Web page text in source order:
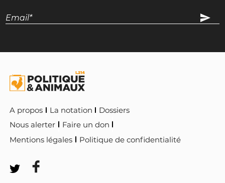
A propos La notation
Dossiers
Nous alerter
Faire un don
Mentions légales
Politique de confidentialité